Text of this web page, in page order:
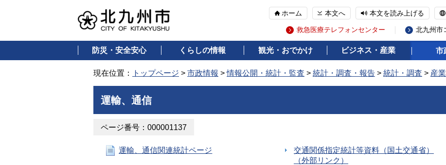
ホーム 本文へ 本文を読み上げる
救急医療テレフォンセンター 北九州市
防災・安全安心 くらしの情報 観光・おでかけ ビジネス・産業 市
現在位置： トップページ > 市政情報 >情報公開・統計・監査 > 統計・調査・報告 > 統計・調査 > 産業
運輸、通信
ページ番号：000001137
運輸、通信関連統計ページ
交通関係指定統計等資料（国土交通省）
（外部リンク）